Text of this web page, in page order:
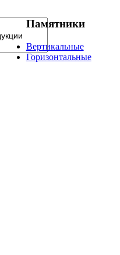
Памятники
Вертикальные
Горизонтальные